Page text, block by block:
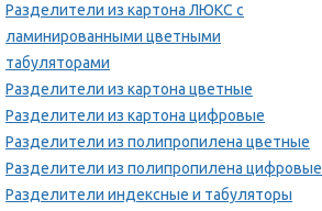
Разделители из картона ЛЮКС с
ламинированными цветными
табуляторами
Разделители из картона цветные
Разделители из картона цифровые
Разделители из полипропилена цветные
Разделители из полипропилена цифровые
Разделители индексные и табуляторы